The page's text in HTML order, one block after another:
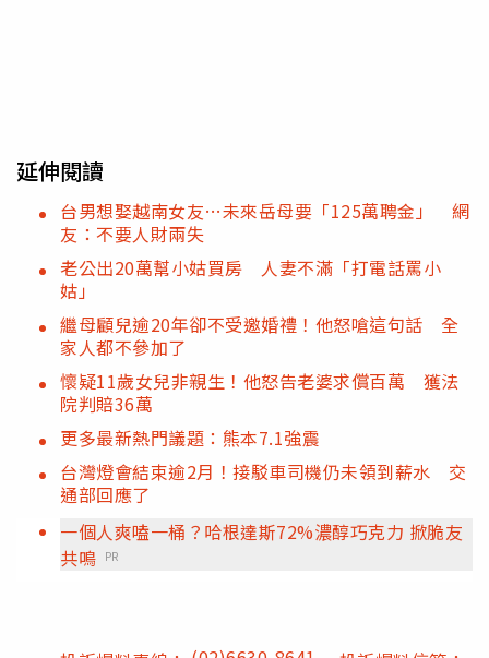
延伸閱讀
台男想娶越南女友…未來岳母要「125萬聘金」 網
友：不要人財兩失
老公出20萬幫小姑買房 人妻不滿「打電話罵小
姑」
繼母顧兒逾20年卻不受邀婚禮！他怒嗆這句話 全
家人都不參加了
懷疑11歲女兒非親生！他怒告老婆求償百萬 獲法
院判賠36萬
更多最新熱門議題：熊本7.1強震
台灣燈會結束逾2月！接駁車司機仍未領到薪水 交
通部回應了
一個人爽嗑一桶？哈根達斯72%濃醇巧克力 掀脆友
共鳴 PR